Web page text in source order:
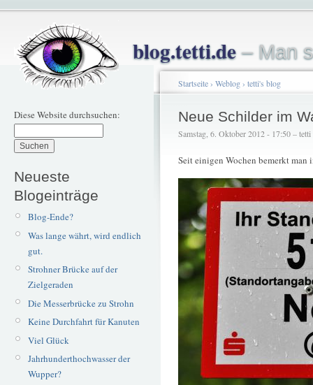
blog.tetti.de– Man
Diese Website durchsuchen:
Neueste
Blogeinträge
Blog-Ende?
Was lange währt, wird endlich
gut.
Strohner Brücke auf der
Zielgeraden
Die Messerbrücke zu Strohn
Keine Durchfahrt für Kanuten
Viel Glück
Jahrhunderthochwasser der
Wupper?
Startseite› Weblog› tetti's blog
Neue Schilder im
Samstag, 6. Oktober 2012 - 17:50 – tetti
Seit einigen Wochen bemerkt